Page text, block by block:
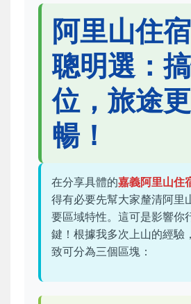
阿里山住
聰明選：
位，旅途
暢！
在分享具體的嘉義阿里山住
得有必要先幫大家釐清阿里
要區域特性。這可是影響你
鍵！根據我多次上山的經驗
致可分為三個區塊：